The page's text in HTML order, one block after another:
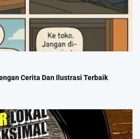
Cerita Dan Ilustrasi Terbaik